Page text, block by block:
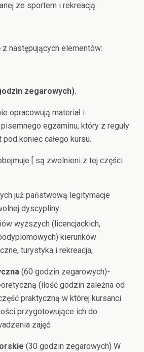
ze sportem i rekreacją.
następujących elementów:
zegarowych).
opracowują materiał i
egzaminu, który z reguły
koniec całego kursu.
[ są zwolnieni z tej części
już państwową legitymacje
dyscypliny
wyższych (licencjackich,
kierunków
turystyka i rekreacja,
(60 godzin zegarowych)-
(ilość godzin zależna od
praktyczną w której kursanci
przygotowujące ich do
zajęć.
(30 godzin zegarowych) W